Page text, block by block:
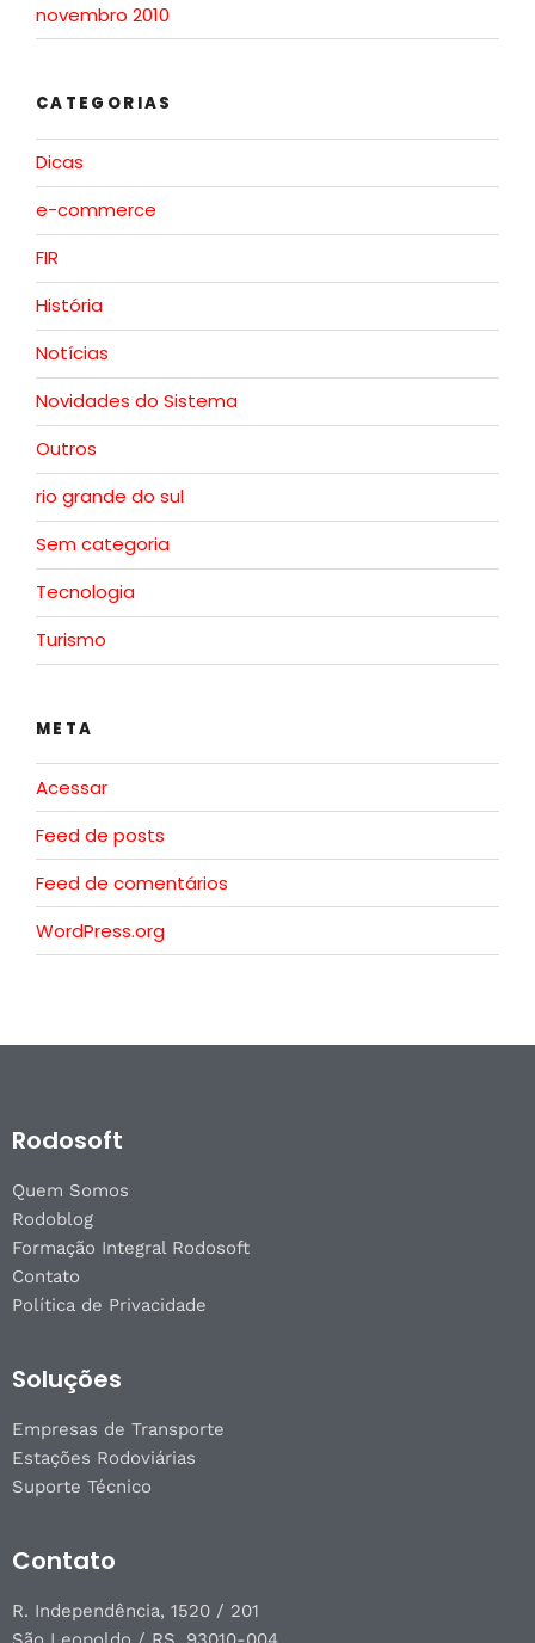
novembro 2010
CATEGORIAS
Dicas
e-commerce
FIR
História
Notícias
Novidades do Sistema
Outros
rio grande do sul
Sem categoria
Tecnologia
Turismo
META
Acessar
Feed de posts
Feed de comentários
WordPress.org
Rodosoft
Quem Somos
Rodoblog
Formação Integral Rodosoft
Contato
Política de Privacidade
Soluções
Empresas de Transporte
Estações Rodoviárias
Suporte Técnico
Contato
R. Independência, 1520 / 201